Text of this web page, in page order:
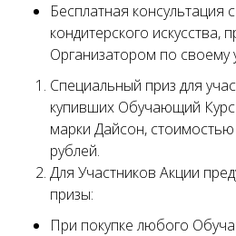
Бесплатная консультация
кондитерского искусства,
Организатором по своему
Специальный приз для
купивших Обучающий
марки Дайсон,
рублей.
Для Участников Акции
призы:
При покупке любого